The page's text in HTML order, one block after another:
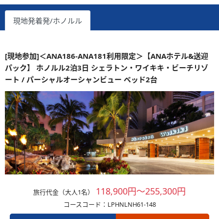
現地発着発/ホノルル
[現地参加]＜ANA186-ANA181利用限定＞【ANAホテル&送迎
パック】 ホノルル2泊3日 シェラトン・ワイキキ・ビーチリゾ
ート / パーシャルオーシャンビュー ベッド2台
旅行代金（大人1名） 118,900円～255,300円
コースコード：LPHNLNH61-148